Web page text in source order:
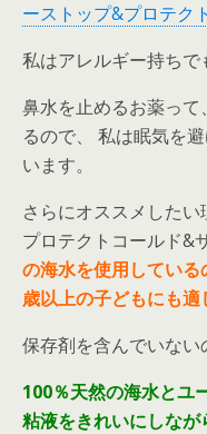
ーストップ&プロテク
私はアレルギー持ちで
鼻水を止めるお薬っ
るので、 私は眠気を
います。
さらにオススメした
プロテクトコールド&
の海水を使用している
歳以上の子どもにも適
保存剤を含んでいない
100％天然の海水とユ
粘液をきれいにしな